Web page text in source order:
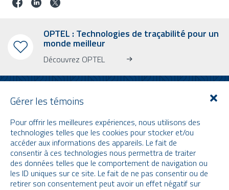
Gérer les témoins
Pour offrir les meilleures expériences, nous utilisons des
technologies telles que les cookies pour stocker et/ou
accéder aux informations des appareils. Le fait de
consentir à ces technologies nous permettra de traiter
des données telles que le comportement de navigation ou
les ID uniques sur ce site. Le fait de ne pas consentir ou de
retirer son consentement peut avoir un effet négatif sur
OPTEL : Technologies de traçabilité pour un
monde meilleur
Découvrez OPTEL
INFOLETTRE
Abonnez-vous à notre bulletin d’information
Apprenez-en plus sur OPTEL, nos prochains événements et nos
dernières nouvelles !
* Veuillez noter que l’infolettre ainsi que nos vidéos sont uniquement en
anglais.